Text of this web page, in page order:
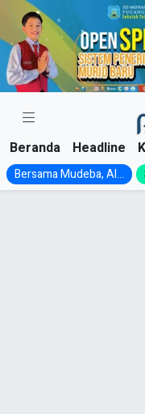
Skip
content
Beranda Headline
Bersama Mudeba, Al...